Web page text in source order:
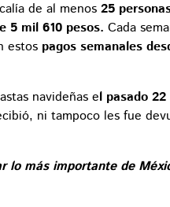
de al menos 25
5 mil 610 pesos. Cada
estos pagos semanales
navideñas el pasado
ni tampoco les fue
lo más importante de